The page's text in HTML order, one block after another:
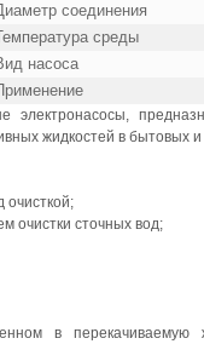
соединения
среды
насоса
жидкостей в
очисткой;
очистки сточных вод;
в